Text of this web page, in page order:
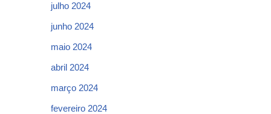
julho 2024
junho 2024
maio 2024
abril 2024
março 2024
fevereiro 2024